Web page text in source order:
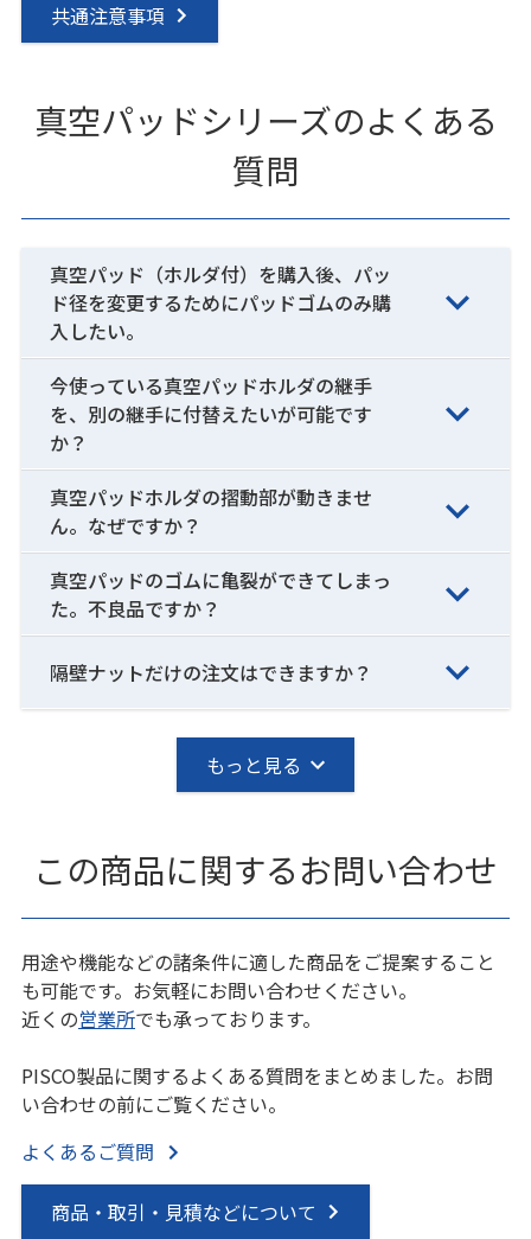
共通注意事項
真空パッドシリーズのよくある
質問
真空パッド（ホルダ付）を購入後、パッ
ド径を変更するためにパッドゴムのみ購
入したい。
今使っている真空パッドホルダの継手
を、別の継手に付替えたいが可能です
か？
真空パッドホルダの摺動部が動きませ
ん。なぜですか？
真空パッドのゴムに亀裂ができてしまっ
た。不良品ですか？
隔壁ナットだけの注文はできますか？
もっと見る
この商品に関するお問い合わせ
用途や機能などの諸条件に適した商品をご提案すること
も可能です。お気軽にお問い合わせください。
近くの営業所でも承っております。
PISCO製品に関するよくある質問をまとめました。お問
い合わせの前にご覧ください。
よくあるご質問
商品・取引・見積などについて